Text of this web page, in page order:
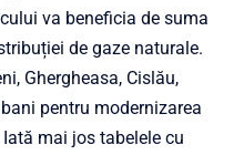
va beneficia de suma
de gaze naturale.
Ghergheasa, Cislău,
pentru modernizarea
mai jos tabelele cu